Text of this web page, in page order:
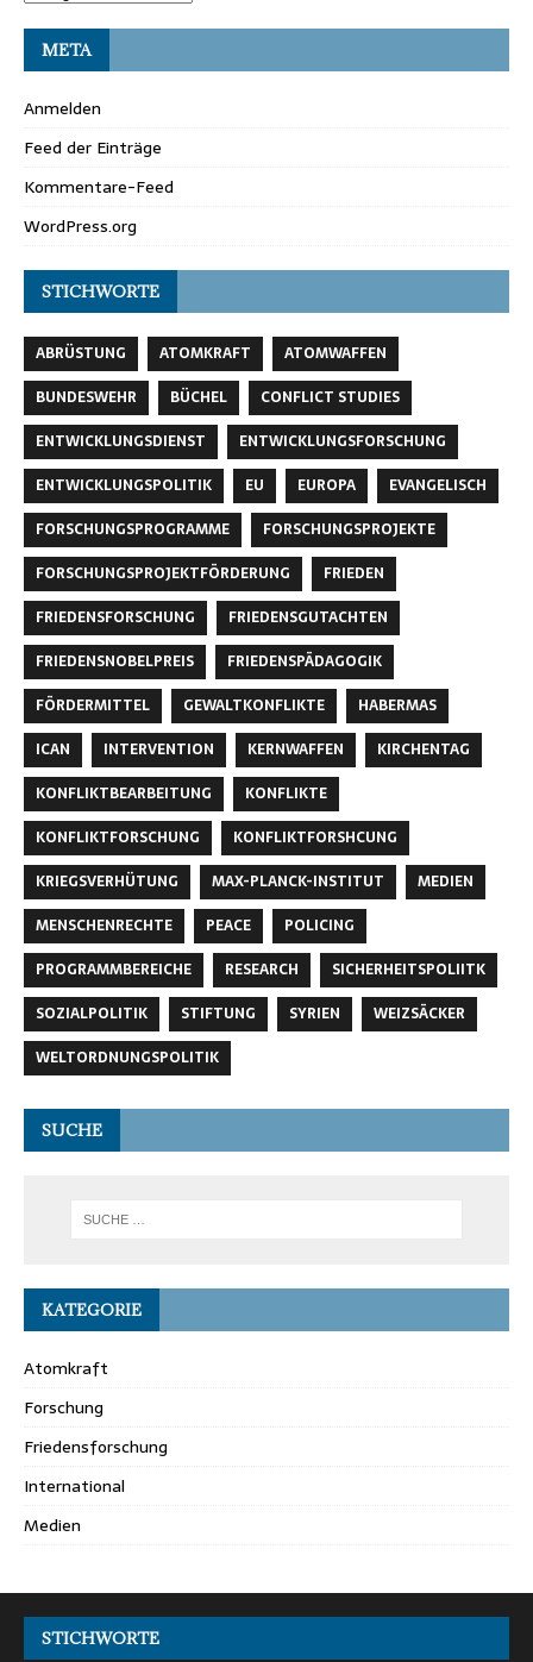
META
Anmelden
Feed der Einträge
Kommentare-Feed
WordPress.org
STICHWORTE
ABRÜSTUNG ATOMKRAFT
ATOMWAFFEN
BUNDESWEHR
BÜCHEL
CONFLICT STUDIES
ENTWICKLUNGSDIENST
ENTWICKLUNGSFORSCHUNG
ENTWICKLUNGSPOLITIK
EU EUROPA
EVANGELISCH
FORSCHUNGSPROGRAMME
FORSCHUNGSPROJEKTE
FORSCHUNGSPROJEKTFÖRDERUNG
FRIEDEN
FRIEDENSFORSCHUNG
FRIEDENSGUTACHTEN
FRIEDENSNOBELPREIS
FRIEDENSPÄDAGOGIK
FÖRDERMITTEL
GEWALTKONFLIKTE
HABERMAS
ICAN
INTERVENTION KERNWAFFEN
KIRCHENTAG
KONFLIKTBEARBEITUNG
KONFLIKTE
KONFLIKTFORSCHUNG
KONFLIKTFORSHCUNG
KRIEGSVERHÜTUNG
MAX-PLANCK-INSTITUT
MEDIEN
MENSCHENRECHTE
PEACE
POLICING
PROGRAMMBEREICHE
RESEARCH
SICHERHEITSPOLIITK
SOZIALPOLITIK
STIFTUNG SYRIEN
WEIZSÄCKER
WELTORDNUNGSPOLITIK
SUCHE
KATEGORIE
Atomkraft
Forschung
Friedensforschung
International
Medien
STICHWORTE